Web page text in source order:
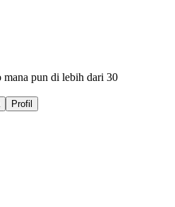
pun di lebih dari 30
Profil